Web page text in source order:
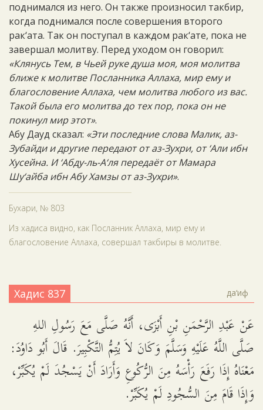
поднимался из него. Он также произносил такбир,
когда поднимался после совершения второго
рак‘ата. Так он поступал в каждом рак‘ате, пока не
завершал молитву. Перед уходом он говорил:
«Клянусь Тем, в Чьей руке душа моя, моя молитва
ближе к молитве Посланника Аллаха, мир ему и
благословение Аллаха, чем молитва любого из вас.
Такой была его молитва до тех пор, пока он не
покинул мир этот».
Абу Дауд сказал: «Эти последние слова Малик, аз-
Зубайди и другие передают от аз-Зухри, от ‘Али ибн
Хусейна. И ‘Абду-ль-А‘ля передаёт от Мамара
Шу‘айба ибн Абу Хамзы от аз-Зухри».
Бухари, № 803
Из хадиса видно, как Посланник Аллаха, мир ему и
благословение Аллаха, совершал такбиры в молитве.
Хадис 837 да‘иф
عَنْ عَبْدِ الرَّحْمَنِ بْنِ أَبْزَى، أَنَّهُ صَلَّى مَعَ رَسُولِ اللهِ
صَلَّى اللَّهُ عَلَيْهِ وَسَلَّمَ وَكَانَ لاَ يُتِمُّ التَّكْبِيرَ. قَالَ أَبُو دَاوُدَ:
مَعْنَاهُ إِذَا رَفَعَ رَأْسَهُ مِنَ الرُّكُوعِ وَأَرَادَ أَنْ يَسْجُدَ لَمْ يُكَبِّرْ،
وَإِذَا قَامَ مِنَ السُّجُودِ لَمْ يُكَبِّرْ.